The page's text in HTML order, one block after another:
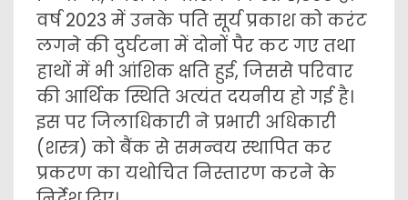
वर्ष 2023 में उनके पति सूर्य प्रकाश को करंट
लगने की दुर्घटना में दोनों पैर कट गए तथा
हाथों में भी आंशिक क्षति हुई, जिससे परिवार
की आर्थिक स्थिति अत्यंत दयनीय हो गई है।
इस पर जिलाधिकारी ने प्रभारी अधिकारी
(शस्त्र) को बैंक से समन्वय स्थापित कर
प्रकरण का यथोचित निस्तारण करने के